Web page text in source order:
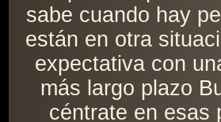
sabe cuando hay
están en otra
expectativa con
más largo plazo
céntrate en esas